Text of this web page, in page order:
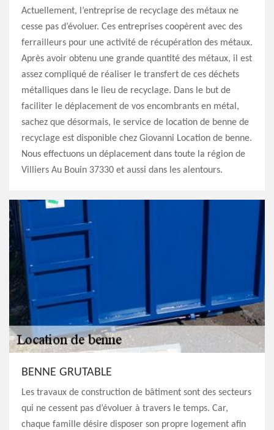
Actuellement, l’entreprise de recyclage des métaux ne
cesse pas d’évoluer. Ces entreprises coopèrent avec des
ferrailleurs pour une activité de récupération des métaux.
Après avoir obtenu une grande quantité des métaux, il est
assez compliqué de réaliser le transfert de ces déchets
métalliques dans le lieu de recyclage. Dans le but de
faciliter le déplacement de vos encombrants en métal,
sachez que désormais, le service de location de benne de
recyclage est disponible chez Giovanni Location de benne.
Nous effectuons un déplacement dans toute la région de
Villiers Au Bouin 37330 et aussi dans les alentours.
BENNE GRUTABLE
Les travaux de construction de bâtiment sont des secteurs
qui ne cessent pas d’évoluer à travers le temps. Car,
chaque famille désire disposer son propre logement afin